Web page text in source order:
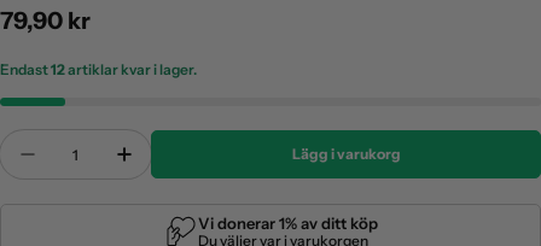
Ordinarie
79,90 kr
Endast12artiklar kvar i lager.
Minska Antal För Canumi - Grönläpplad Mussla
Öka Antal För Canumi - Grönläpplad
Lägg i varukorg